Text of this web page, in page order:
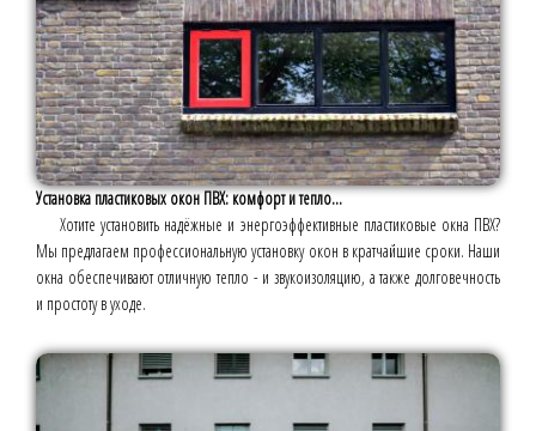
Установка пластиковых окон ПВХ: комфорт и тепло...
Хотите установить надёжные и энергоэффективные пластиковые окна ПВХ?
Мы предлагаем профессиональную установку окон в кратчайшие сроки. Наши
окна обеспечивают отличную тепло - и звукоизоляцию, а также долговечность
и простоту в уходе.